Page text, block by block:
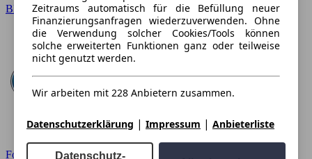
BMW
Ford
Zeitraums automatisch für die Befüllung neuer
Finanzierungsanfragen wiederzuverwenden. Ohne
die Verwendung solcher Cookies/Tools können
solche erweiterten Funktionen ganz oder teilweise
nicht genutzt werden.
Wir arbeiten mit 228 Anbietern zusammen.
Datenschutzerklärung | Impressum | Anbieterliste
Datenschutz-